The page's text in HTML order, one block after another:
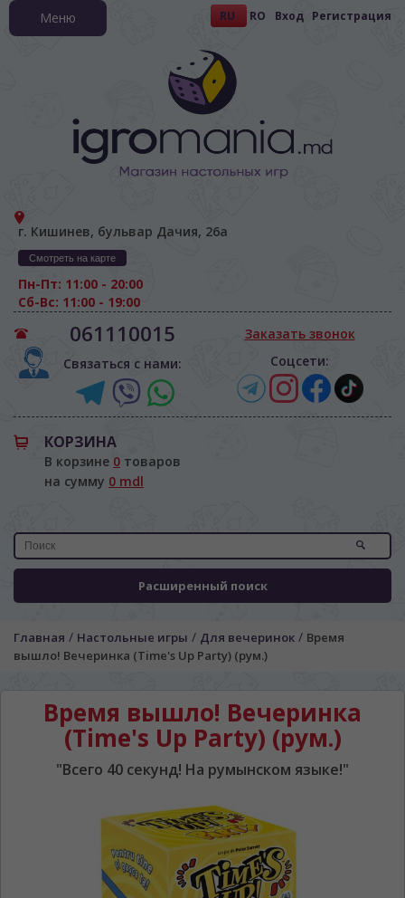
RU RO Вход Регистрация
г. Кишинев, бульвар Дачия, 26а
Смотреть на карте
Пн-Пт: 11:00 - 20:00
Сб-Вс: 11:00 - 19:00
061110015
Связаться с нами:
Заказать звонок
Соцсети:
КОРЗИНА
В корзине 0 товаров
на сумму 0 mdl
Расширенный поиск
Меню
Главная / Настольные игры / Для вечеринок / Время
вышло! Вечеринка (Time's Up Party) (рум.)
Время вышло! Вечеринка
(Time's Up Party) (рум.)
"Всего 40 секунд! На румынском языке!"